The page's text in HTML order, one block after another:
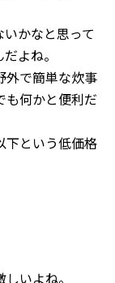
かなと思って
よね。
外で簡単な炊事
も何かと便利だ
下という低価格
いよね。